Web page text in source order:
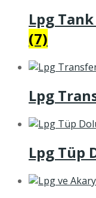
Lpg
(7)
Lpg
Lpg Tüp